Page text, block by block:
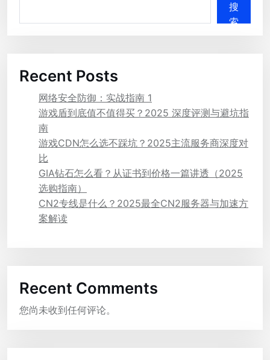
搜
索
Recent Posts
网络安全防御：实战指南 1
游戏盾到底值不值得买？2025 深度评测与避坑指
南
游戏CDN怎么选不踩坑？2025主流服务商深度对
比
GIA钻石怎么看？从证书到价格一篇讲透（2025
选购指南）
CN2专线是什么？2025最全CN2服务器与加速方
案解读
Recent Comments
您尚未收到任何评论。